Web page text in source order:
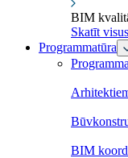
BIM
Skatīt visus
Programmatūra
BIM